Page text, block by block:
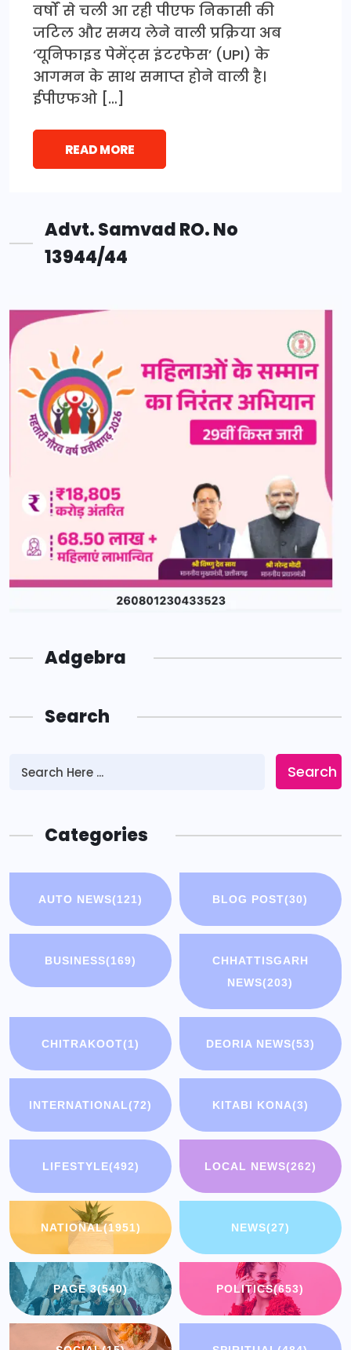
वर्षों से चली आ रही पीएफ निकासी की
जटिल और समय लेने वाली प्रक्रिया अब
‘यूनिफाइड पेमेंट्स इंटरफेस’ (UPI) के
आगमन के साथ समाप्त होने वाली है।
ईपीएफओ […]
READ MORE
Advt. Samvad RO. No
13944/44
Adgebra
Search
Search
Categories
AUTO NEWS(121) BLOG POST(30)
BUSINESS(169)
CHHATTISGARH
NEWS(203)
CHITRAKOOT(1) DEORIA NEWS(53)
INTERNATIONAL(72) KITABI KONA(3)
LIFESTYLE(492) LOCAL NEWS(262)
NATIONAL(1951) NEWS(27)
PAGE 3(540) POLITICS(653)